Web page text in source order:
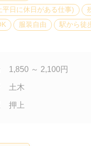
日に休日がある仕事)
服装自由
駅から徒
1,850 ～ 2,100円
土木
押上